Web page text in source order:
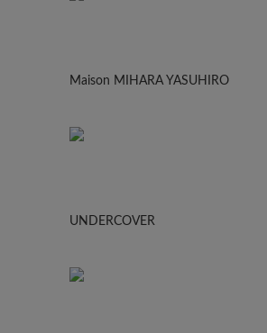
Maison MIHARA YASUHIRO
UNDERCOVER